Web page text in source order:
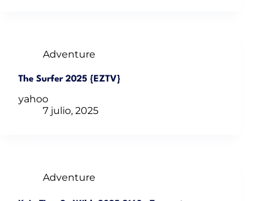
Adventure
The Surfer 2025 {EZTV}
yahoo
7 julio, 2025
Adventure